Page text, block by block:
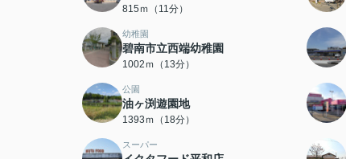
815ｍ（11分）
幼稚園
碧南市立西端幼稚園
1002ｍ（13分）
公園
油ヶ渕遊園地
1393ｍ（18分）
スーパー